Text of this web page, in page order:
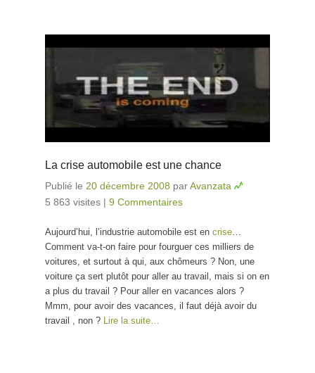
La crise automobile est une chance
Publié le 20 décembre 2008 parAvanzata
5 863 visites | 9 Commentaires
Aujourd’hui, l’industrie automobile est en crise
Comment va-t-on faire pour fourguer ces milliers de
voitures, et surtout à qui, aux chômeurs ? Non, une
voiture ça sert plutôt pour aller au travail, mais si on en
a plus du travail ? Pour aller en vacances alors ?
Mmm, pour avoir des vacances, il faut déjà avoir du
travail , non ?
Lire la suite…